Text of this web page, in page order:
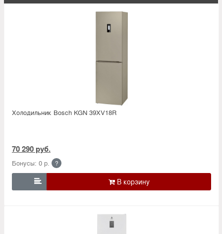
Холодильник Bosсh KGN 39XV18R
70 290 руб.
Бонусы: 0 р. ?
